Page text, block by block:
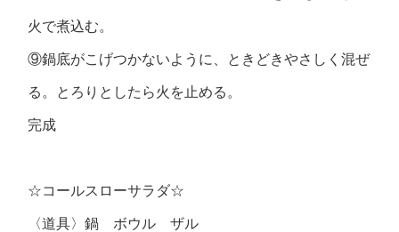
火で煮込む。
⑨鍋底がこげつかないように、ときどきやさしく混ぜ
る。とろりとしたら火を止める。
完成
☆コールスローサラダ☆
〈道具〉鍋 ボウル ザル